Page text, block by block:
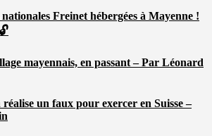
Freinet hébergées à Mayenne !
mayennais, en passant – Par Léonard
un faux pour exercer en Suisse –